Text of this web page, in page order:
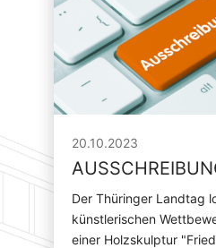
20.10.2023
Der Thüringer Landtag
künstlerischen
einer Holzskulptur